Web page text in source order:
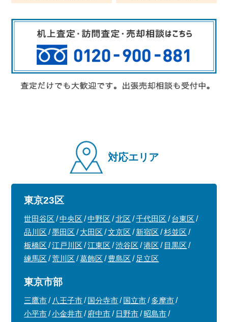
対応エリア
東京23区
世田谷区 中央区 中野区 北区 千代田区
台東区
品川区
墨田区 大田区 文京区 新宿区
杉並区
板橋区
江戸川区 江東区 渋谷区 港区
目黒区
練馬区
荒川区 葛飾区 豊島区 足立区
東京市部
三鷹市 八王子市 国分寺市 国立市
多摩市
小平市
小金井市 府中市 日野市
昭島市